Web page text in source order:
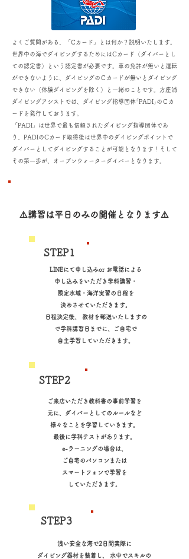
よくご質問がある、「Cカード」とは何か？説明いたします。
世界中の海でダイビングするためにはCカード（ダイバーとし
ての認定書）という認定書が必要です。車の免許が無いと運転
ができないように、ダイビングのＣカードが無いとダイビング
できない（体験ダイビングを除く）と一緒のことです。 方座浦
ダイビングアシストでは、 ダイビング指導団体｢PADI｣のＣカ
ードを発行しております。
「PADI」は世界で最も信頼されたダイビング指導団体であ
り、PADIのCカード取得後は世界中のダイビングポイントで
ダイバーとしてダイビングすることが可能となります！そして
その第一歩が、オープンウォーターダイバーとなります。
​⚠️講習は平日のみの開催となります⚠️
​STEP1
LINEにて申し込みor お電話による
申し込みをいただき学科講習・
限定水域・海洋実習の日程を
決めさせていただきます。
日程決定後、 教材を郵送いたしますの
で学科講習日までに、ご自宅で
自主学習していただきます。
​STEP2
ご来店いただき教科書の事前学習を
元に、ダイバーとしてのルールなど
様々なことを学習していきます。
最後に学科テストがあります。
e-ラーニングの場合は、
ご自宅のパソコンまたは
スマートフォンで学習を
していただきます。
​STEP3
浅い安全な海で2日間実際に
ダイビング器材を装着し、 水中でスキルの